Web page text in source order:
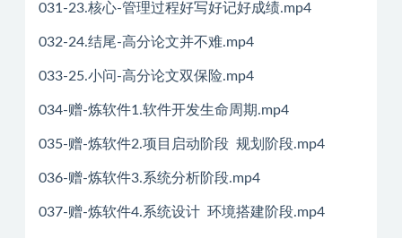
031-23.核心-管理过程好写好记好成绩.mp4
032-24.结尾-高分论文并不难.mp4
033-25.小问-高分论文双保险.mp4
034-赠-炼软件1.软件开发生命周期.mp4
035-赠-炼软件2.项目启动阶段 规划阶段.mp4
036-赠-炼软件3.系统分析阶段.mp4
037-赠-炼软件4.系统设计 环境搭建阶段.mp4